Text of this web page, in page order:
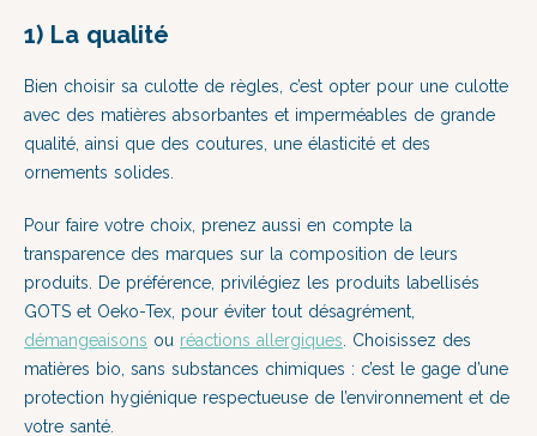
1) La qualité
Bien choisir sa culotte de règles, c’est opter pour une culotte
avec des matières absorbantes et imperméables de grande
qualité, ainsi que des coutures, une élasticité et des
ornements solides.
Pour faire votre choix, prenez aussi en compte la
transparence des marques sur la composition de leurs
produits. De préférence, privilégiez les produits labellisés
GOTS et Oeko-Tex, pour éviter tout désagrément,
démangeaisons ou réactions allergiques. Choisissez des
matières bio, sans substances chimiques : c’est le gage d’une
protection hygiénique respectueuse de l’environnement et de
votre santé.